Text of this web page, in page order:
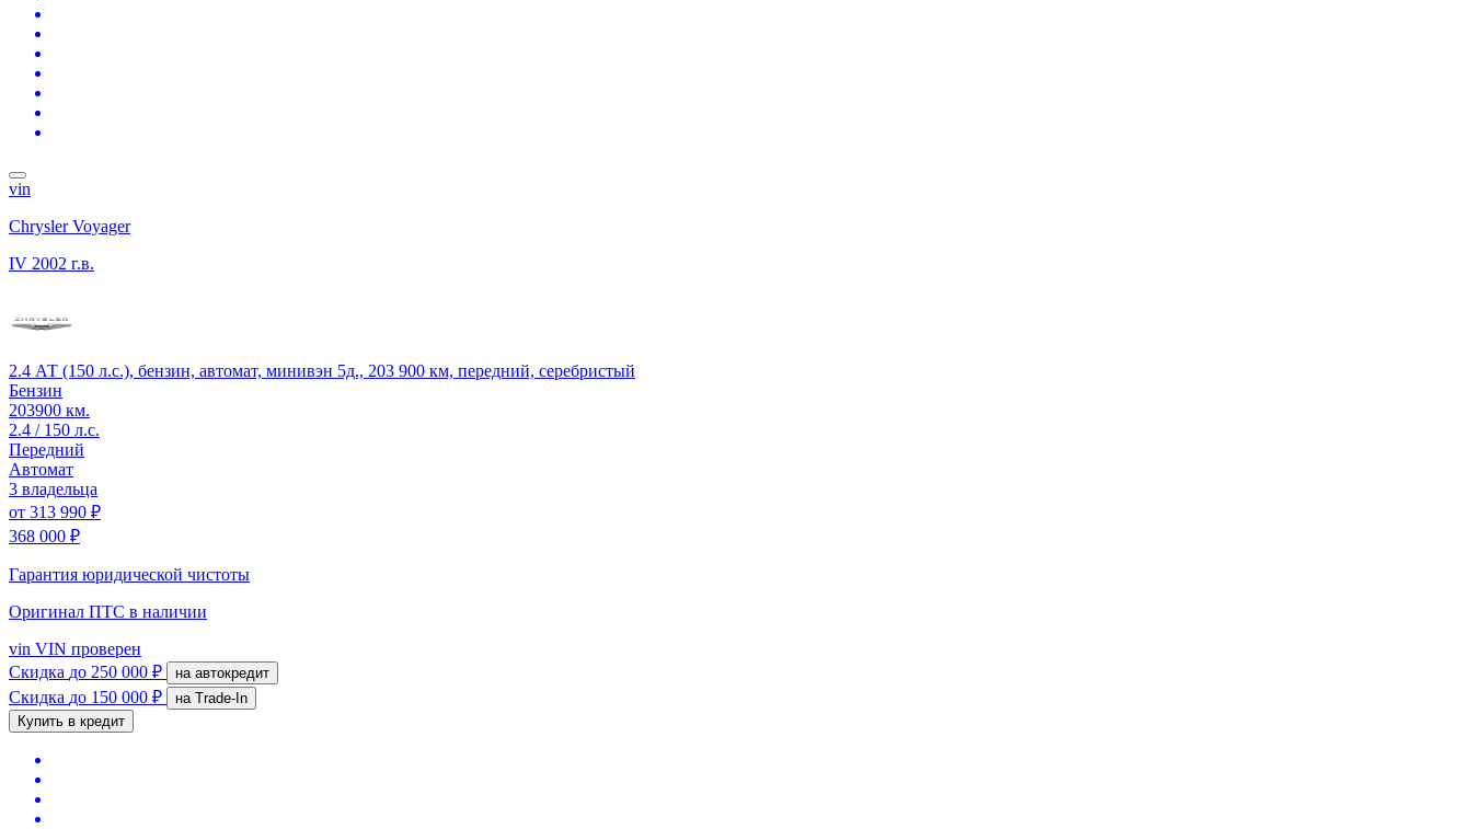
vin
Chrysler Voyager
IV 2002 г.в.
2.4 АТ (150 л.с.), бензин, автомат, минивэн 5д., 203 900 км, передний, серебристый
Бензин
203900 км.
2.4 / 150 л.с.
Передний
Автомат
3 владельца
от 313 990 ₽
368 000 ₽
Гарантия юридической чистоты
Оригинал ПТС в наличии
vin VIN проверен
Скидка до 250 000 ₽ на автокредит
Скидка до 150 000 ₽
на Trade-In
Купить в кредит